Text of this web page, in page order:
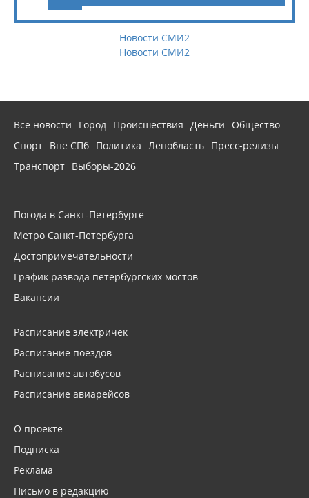
Новости СМИ2
Новости СМИ2
Все новости Город Происшествия Деньги
Общество
Спорт Вне СПб Политика Ленобласть Пресс-релизы
Транспорт Выборы-2026
Погода в Санкт-Петербурге
Метро Санкт-Петербурга
Достопримечательности
График развода петербургских мостов
Вакансии
Расписание электричек
Расписание поездов
Расписание автобусов
Расписание авиарейсов
О проекте
Подписка
Реклама
Письмо в редакцию